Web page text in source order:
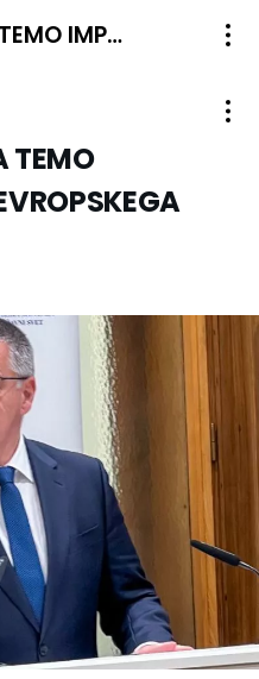
OKROGLA MIZA NA TEMO IMPLEMENTACIJE EVROPSKEGA SEMESTRA
TEMO